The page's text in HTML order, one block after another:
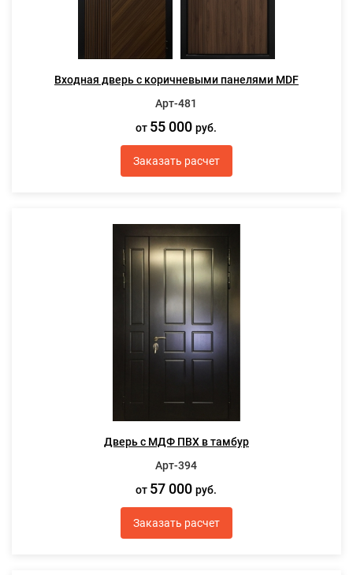
Входная дверь с коричневыми панелями MDF
Арт-481
от 55 000руб.
Заказать расчет
Дверь с МДФ ПВХ в тамбур
Арт-394
от 57 000руб.
Заказать расчет